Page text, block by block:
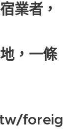
業者，
，一條
foreig